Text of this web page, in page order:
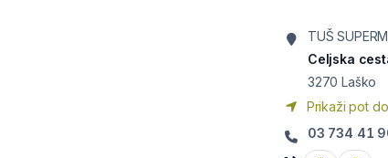
TUŠ
Celjska
3270 Laško
Prikaži pot
03 734 41